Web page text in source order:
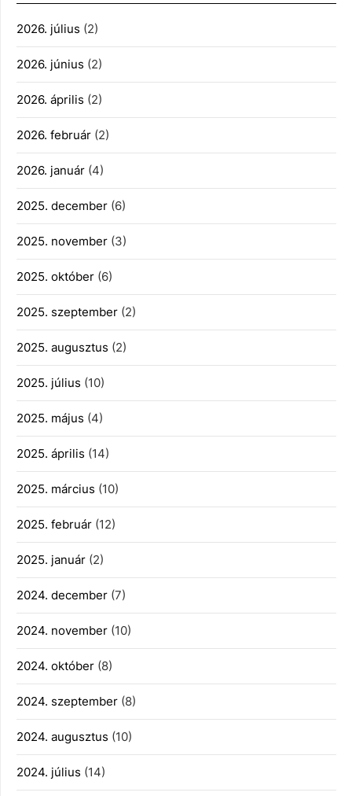
2026. július (2)
2026. június (2)
2026. április (2)
2026. február (2)
2026. január (4)
2025. december (6)
2025. november (3)
2025. október (6)
2025. szeptember (2)
2025. augusztus (2)
2025. július (10)
2025. május (4)
2025. április (14)
2025. március (10)
2025. február (12)
2025. január (2)
2024. december (7)
2024. november (10)
2024. október (8)
2024. szeptember (8)
2024. augusztus (10)
2024. július (14)